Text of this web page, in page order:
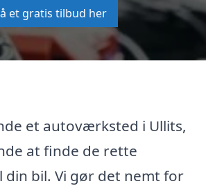
et gratis tilbud her
et autoværksted i Ullits,
at finde de rette
din bil. Vi gør det nemt for